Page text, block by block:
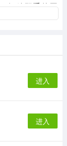
解放双手的同
了很多繁琐的
己一个人拍视
速度和大小，
想到能找到功
好的，还是大
进入
进入